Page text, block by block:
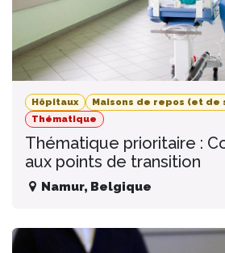
Hôpitaux
Maisons de repos (et de
Thématique
Thématique prioritaire :
aux points de transition
Namur, Belgique